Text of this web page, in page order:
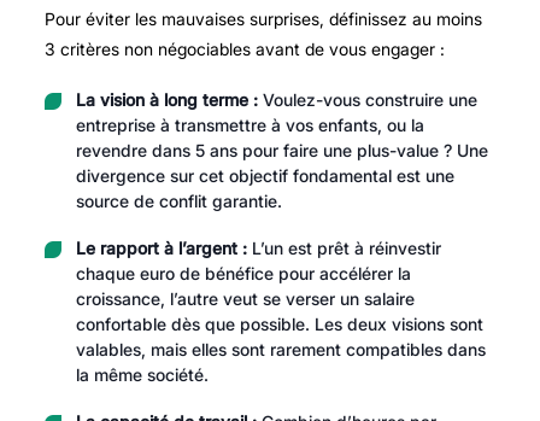
Pour éviter les mauvaises surprises, définissez au moins
3 critères non négociables avant de vous engager :
La vision à long terme :Voulez-vous construire une
entreprise à transmettre à vos enfants, ou la
revendre dans 5 ans pour faire une plus-value ? Une
divergence sur cet objectif fondamental est une
source de conflit garantie.
Le rapport à l’argent :L’un est prêt à réinvestir
chaque euro de bénéfice pour accélérer la
croissance, l’autre veut se verser un salaire
confortable dès que possible. Les deux visions sont
valables, mais elles sont rarement compatibles dans
la même société.